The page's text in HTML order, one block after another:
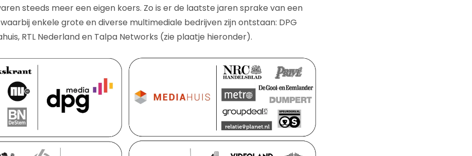
steeds meer een eigen koers. Zo is er de laatste jaren sprake van een
enkele grote en diverse multimediale bedrijven zijn ontstaan: DPG
RTL Nederland en Talpa Networks (zie plaatje hieronder).